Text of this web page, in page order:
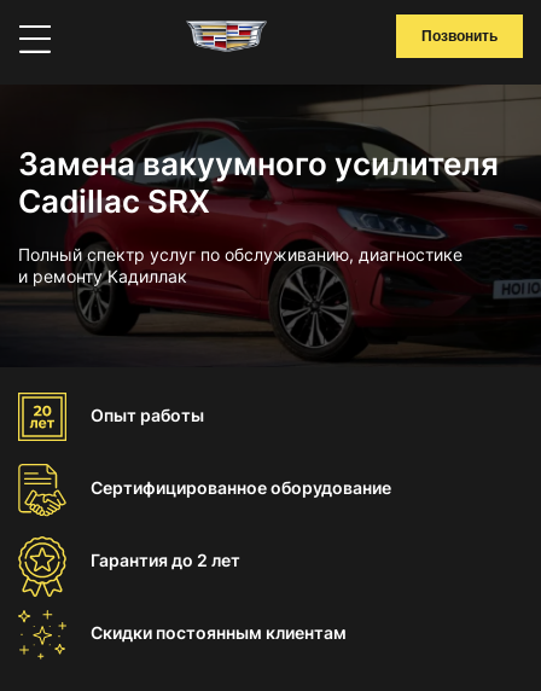
Позвонить
Замена вакуумного усилителя
Cadillac SRX
Полный спектр услуг по обслуживанию, диагностике
и ремонту Кадиллак
Опыт работы
Сертифицированноеоборудование
Гарантиядо 2 лет
Скидки постоянным клиентам